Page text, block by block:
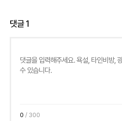
댓글1
0 / 300